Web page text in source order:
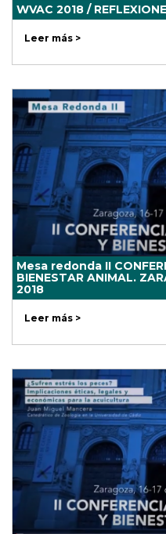
WVAC 2018 /
Leer más >
Mesa redonda II
BIENESTAR ANIMAL.
2018
Leer más >